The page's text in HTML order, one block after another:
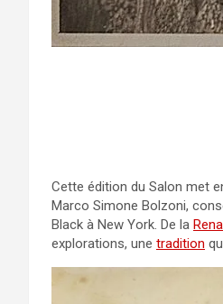
Cette édition du Salon met
Marco Simone Bolzoni,
Black à New York. De la
explorations, une tradition